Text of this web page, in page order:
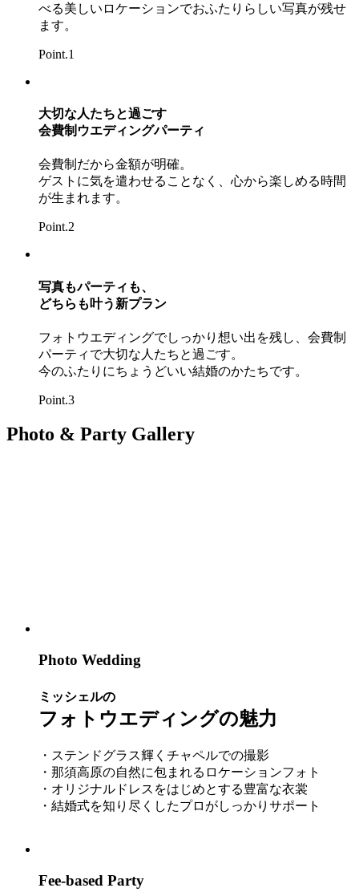
べる美しいロケーションでおふたりらしい写真が残せ
ます。
Point.1
大切な人たちと過ごす
会費制ウエディングパーティ
会費制だから金額が明確。
ゲストに気を遣わせることなく、心から楽しめる時間
が生まれます。
Point.2
写真もパーティも、
どちらも叶う新プラン
フォトウエディングでしっかり想い出を残し、会費制
パーティで大切な人たちと過ごす。
今のふたりにちょうどいい結婚のかたちです。
Point.3
Photo & Party Gallery
Photo Wedding
ミッシェルの
フォトウエディングの魅力
・ステンドグラス輝くチャペルでの撮影
・那須高原の自然に包まれるロケーションフォト
・オリジナルドレスをはじめとする豊富な衣裳
・結婚式を知り尽くしたプロがしっかりサポート
Fee-based Party